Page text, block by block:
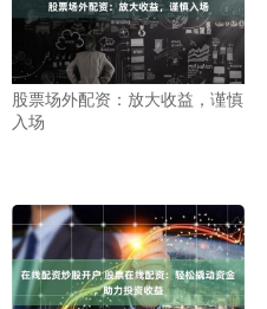
股票场外配资：放大收益，谨慎
入场